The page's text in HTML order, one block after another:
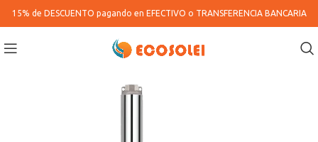
15% de DESCUENTO pagando en EFECTIVO o TRANSFERENCIA BANCARIA